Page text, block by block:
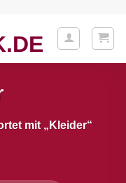
mit „Kleider“